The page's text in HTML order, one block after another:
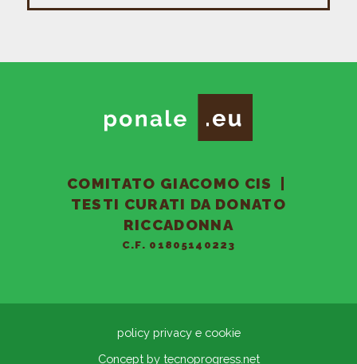
COMITATO GIACOMO CIS
TESTI CURATI DA DONATO
RICCADONNA
C.F. 01805140223
policy privacy e cookie
Concept by tecnoprogress.net